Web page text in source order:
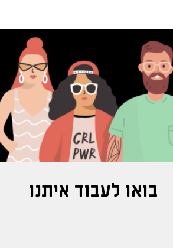
בואו לעבוד איתנו